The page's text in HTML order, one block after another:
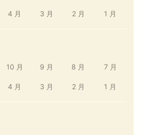
4 月 3 月 2 月 1 月
10 月 9 月 8 月 7 月
4 月 3 月 2 月 1 月